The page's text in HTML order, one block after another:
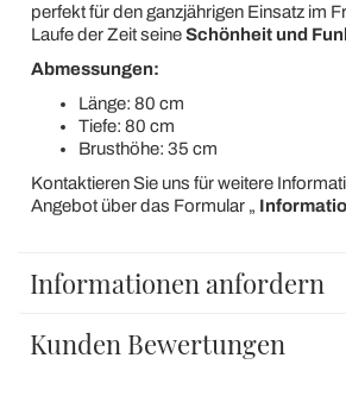
perfekt für den ganzjährigen Einsatz im
Laufe der Zeit seineSchönheit und
Abmessungen:
Länge: 80 cm
Tiefe: 80 cm
Brusthöhe: 35 cm
Kontaktieren Sie uns für weitere
Angebot über das Formular „
Informationen anfordern
Kunden Bewertungen